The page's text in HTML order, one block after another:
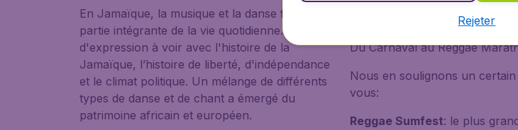
En Jamaïque, la musique et la danse font
partie intégrante de la vie quotidienne. Le mode
d'expression à voir avec l'histoire de la
Jamaïque, l’histoire de liberté, d'indépendance
et le climat politique. Un mélange de différents
types de danse et de chant a émergé du
patrimoine africain et européen.
Un grand nombre
ont lieu en Jamaïque tout au
Du Carnaval au Reggae
Nous en soulignons un
vous:
Reggae Sumfest: le plus
Rejeter